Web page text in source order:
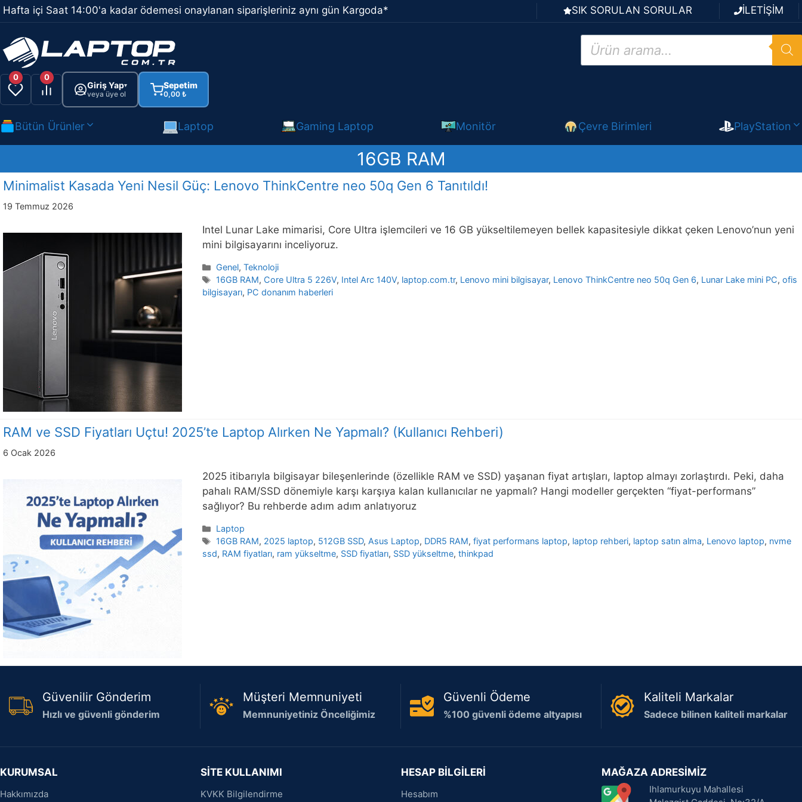
İçeriğe
atla
Hafta içi Saat 14:00'a kadar ödemesi onaylanan siparişleriniz aynı gün Kargoda* SIK SORULAN SORULAR İLETİŞİM
Products
search
0 0
Giriş Yap▾
veya üye ol
Sepetim
0,00 ₺
Bütün Ürünler Laptop Gaming Laptop Monitör Çevre Birimleri PlayStation
16GB RAM
Minimalist Kasada Yeni Nesil Güç: Lenovo ThinkCentre neo 50q Gen 6 Tanıtıldı!
19 Temmuz 2026
Intel Lunar Lake mimarisi, Core Ultra işlemcileri ve 16 GB yükseltilemeyen bellek kapasitesiyle dikkat çeken Lenovo’nun yeni
mini bilgisayarını inceliyoruz.
Kategoriler
Genel,Teknoloji
Etiketler
16GB RAM, Core Ultra 5 226V, Intel Arc 140V, laptop.com.tr, Lenovo mini bilgisayar, Lenovo ThinkCentre neo 50q Gen 6, Lunar Lake mini PC,ofis
bilgisayarı, PC donanım haberleri
RAM ve SSD Fiyatları Uçtu! 2025’te Laptop Alırken Ne Yapmalı? (Kullanıcı Rehberi)
6 Ocak 2026
2025 itibarıyla bilgisayar bileşenlerinde (özellikle RAM ve SSD) yaşanan fiyat artışları, laptop almayı zorlaştırdı. Peki, daha
pahalı RAM/SSD dönemiyle karşı karşıya kalan kullanıcılar ne yapmalı? Hangi modeller gerçekten “fiyat-performans”
sağlıyor? Bu rehberde adım adım anlatıyoruz
Kategoriler
Laptop
Etiketler
16GB RAM, 2025 laptop, 512GB SSD,Asus Laptop, DDR5 RAM,fiyat performans laptop, laptop rehberi, laptop satın alma, Lenovo laptop, nvme
ssd, RAM fiyatları, ram yükseltme, SSD fiyatları, SSD yükseltme, thinkpad
Güvenilir Gönderim
Hızlı ve güvenli gönderim
Müşteri Memnuniyeti
Memnuniyetiniz Önceliğimiz
Güvenli Ödeme
%100 güvenli ödeme altyapısı
Kaliteli Markalar
Sadece bilinen kaliteli markalar
KURUMSAL
Hakkımızda
SİTE KULLANIMI
KVKK Bilgilendirme
HESAP BİLGİLERİ
Hesabım
MAĞAZA ADRESİMİZ
Ihlamurkuyu Mahallesi